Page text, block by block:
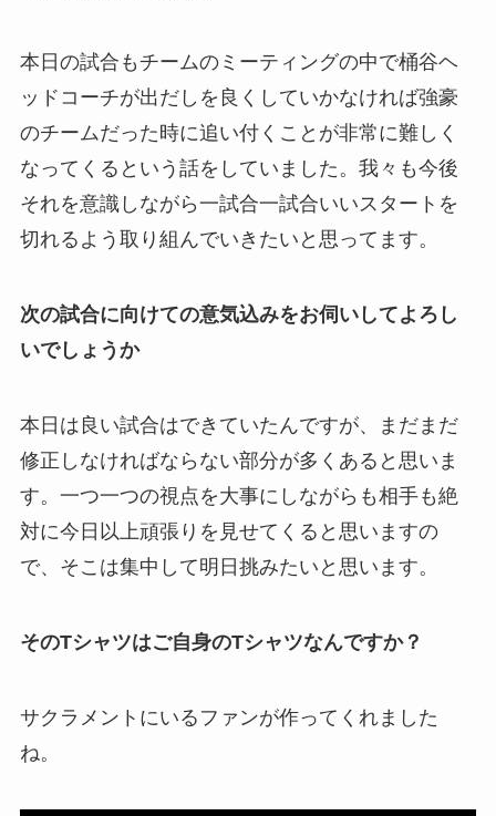
本日の試合もチームのミーティングの中で桶谷ヘ
ッドコーチが出だしを良くしていかなければ強豪
のチームだった時に追い付くことが非常に難しく
なってくるという話をしていました。我々も今後
それを意識しながら一試合一試合いいスタートを
切れるよう取り組んでいきたいと思ってます。
次の試合に向けての意気込みをお伺いしてよろし
いでしょうか
本日は良い試合はできていたんですが、まだまだ
修正しなければならない部分が多くあると思いま
す。 一つ一つの視点を大事にしながらも相手も絶
対に今日以上頑張りを見せてくると思いますの
で、そこは集中して明日挑みたいと思います。
そのTシャツはご自身のTシャツなんですか？
サクラメントにいるファンが作ってくれました
ね。